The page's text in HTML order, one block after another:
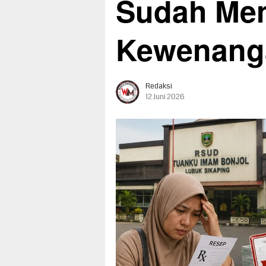
Sudah
Redaksi
12 Juni 2026